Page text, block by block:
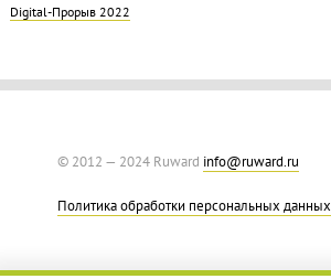
Digital-Прорыв 2022
© 2012 — 2024 Ruward info@ruward.ru
Политика обработки персональных данных